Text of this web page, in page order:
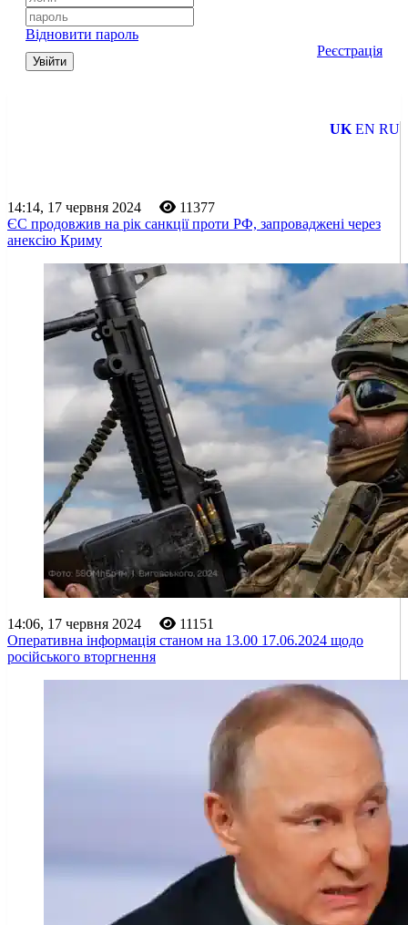
Відновити пароль
Увійти
Реєстрація
UK EN RU
14:14, 17 червня 2024
11377
ЄС продовжив на рік санкції проти РФ, запроваджені через
анексію Криму
14:06, 17 червня 2024
11151
Оперативна інформація станом на 13.00 17.06.2024 щодо
російського вторгнення